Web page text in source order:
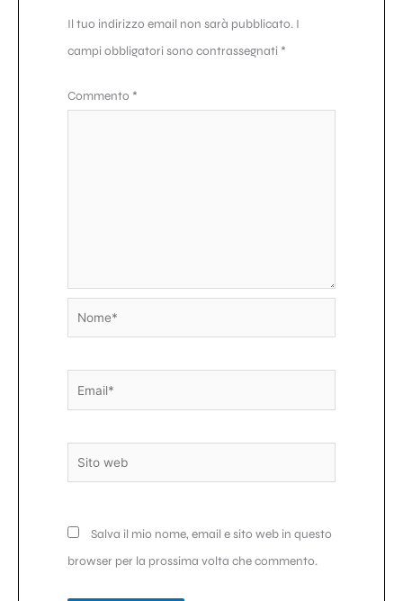
Il tuo indirizzo email non sarà pubblicato. I
campi obbligatori sono contrassegnati *
Commento *
Nome*
Email*
Sito
web
Salva il mio nome, email e sito web in questo
browser per la prossima volta che commento.